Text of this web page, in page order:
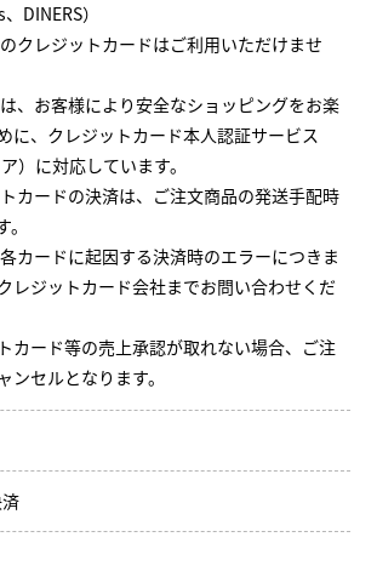
DINERS）
クレジットカードはご利用いただけませ
、お客様により安全なショッピングをお楽
に、クレジットカード本人認証サービス
）に対応しています。
カードの決済は、ご注文商品の発送手配時
カードに起因する決済時のエラーにつきま
レジットカード会社までお問い合わせくだ
カード等の売上承認が取れない場合、ご注
ンセルとなります。